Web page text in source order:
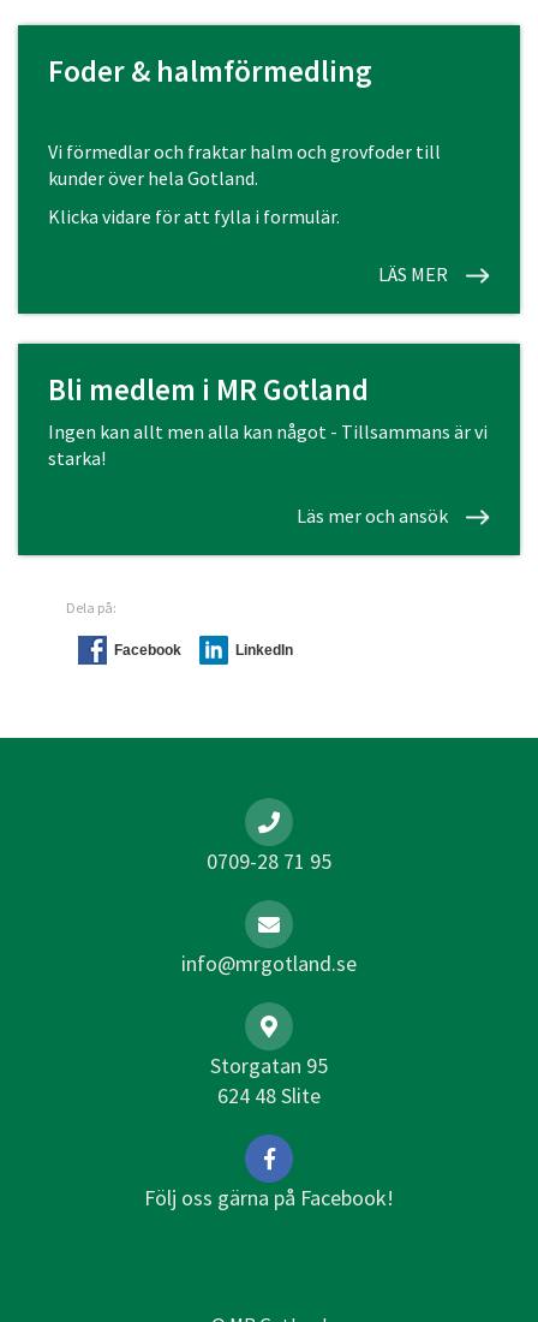
Foder & halmförmedling
Vi förmedlar och fraktar halm och grovfoder till
kunder över hela Gotland.
Klicka vidare för att fylla i formulär.
LÄS MER
Bli medlem i MR Gotland
Ingen kan allt men alla kan något - Tillsammans är vi
starka!
Läs mer och ansök
Dela på:
Facebook LinkedIn
0709-28 71 95
info@mrgotland.se
Storgatan 95
624 48 Slite
Följ oss gärna på Facebook!